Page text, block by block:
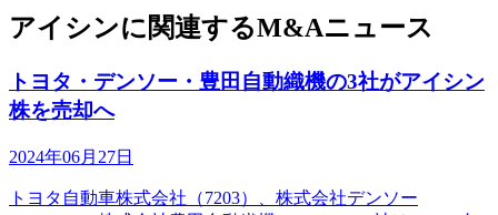
アイシンに関連するM&Aニュース
トヨタ・デンソー・豊田自動織機の3社がアイシン
株を売却へ
2024年06月27日
トヨタ自動車株式会社（7203）、株式会社デンソー